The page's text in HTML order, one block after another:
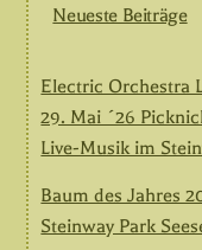
Neueste Beiträge
Electric Orchestra
29. Mai ´26
Live-Musik im
Baum des Jahres
Steinway Park